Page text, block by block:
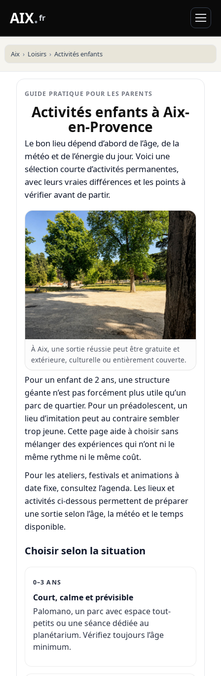
AIX.fr
Aix Loisirs Activités enfants
GUIDE PRATIQUE POUR LES PARENTS
Activités enfants à Aix-
en-Provence
Le bon lieu dépend d’abord de l’âge, de la
météo et de l’énergie du jour. Voici une
sélection courte d’activités permanentes,
avec leurs vraies différences et les points à
vérifier avant de partir.
À Aix, une sortie réussie peut être gratuite et
extérieure, culturelle ou entièrement couverte.
Pour un enfant de 2 ans, une structure
géante n’est pas forcément plus utile qu’un
parc de quartier. Pour un préadolescent, un
lieu d’imitation peut au contraire sembler
trop jeune. Cette page aide à choisir sans
mélanger des expériences qui n’ont ni le
même rythme ni le même coût.
Pour les ateliers, festivals et animations à
date fixe, consultez l’agenda. Les lieux et
activités ci-dessous permettent de préparer
une sortie selon l’âge, la météo et le temps
disponible.
Choisir selon la situation
0–3 ANS
Court, calme et prévisible
Palomano, un parc avec espace tout-
petits ou une séance dédiée au
planétarium. Vérifiez toujours l’âge
minimum.